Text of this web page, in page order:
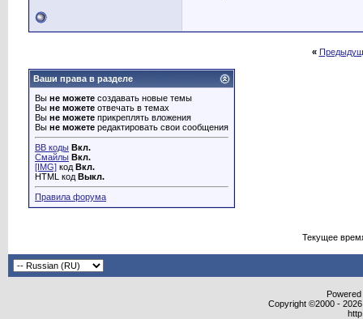
«
Ваши права в разделе
Вы не можете создавать новые темы
Вы не можете отвечать в темах
Вы не можете прикреплять вложения
Вы не можете редактировать свои сообщения
BB коды Вкл.
Смайлы Вкл.
[IMG] код Вкл.
HTML код Выкл.
Правила форума
Текущее
Copyright ©2000 -